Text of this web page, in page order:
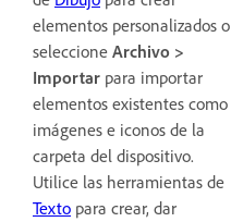
elementos personalizados o
seleccione Archivo >
Importar para importar
elementos existentes como
imágenes e iconos de la
carpeta del dispositivo.
Utilice las herramientas de
Texto para crear, dar